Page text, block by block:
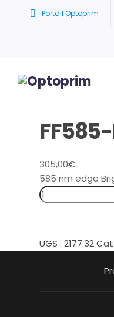
Portail Optoprim
305,00€
585 nm edge
UGS : 2177.32